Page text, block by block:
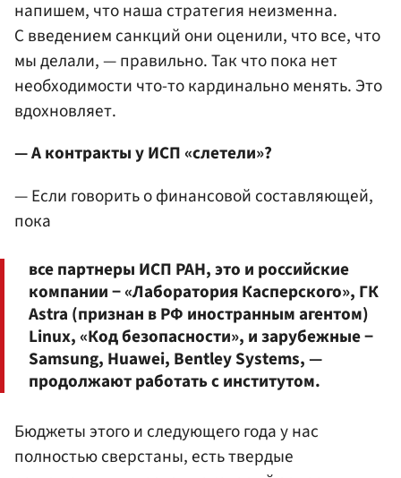
напишем, что наша стратегия неизменна.
С введением санкций они оценили, что все, что
мы делали, — правильно. Так что пока нет
необходимости что-то кардинально менять. Это
вдохновляет.
— А контракты у ИСП «слетели»?
— Если говорить о финансовой составляющей,
пока
все партнеры ИСП РАН, это и российские
компании − «Лаборатория Касперского», ГК
Astra (признан в РФ иностранным агентом)
Linux, «Код безопасности», и зарубежные −
Samsung, Huawei, Bentley Systems, —
продолжают работать с институтом.
Бюджеты этого и следующего года у нас
полностью сверстаны, есть твердые